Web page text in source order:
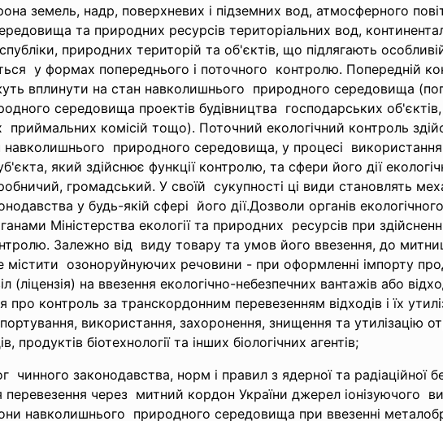
земель, надр, поверхневих і підземних вод, атмосферного
та природних ресурсів територіальних вод,
природних територій та об'єктів, що підлягають
у формах попереднього і поточного контролю. Попередній
вплинути на стан навколишнього природного середовища
середовища проектів будівництва господарських об'єктів,
комісій тощо). Поточний екологічний контроль
навколишнього природного середовища, у процесі
який здійснює функції контролю, та сфери його дії
громадський. У своїй сукупності ці види становлять
у будь-якій сфері його дії.Дозволи органів
Міністерства екології та природних ресурсів при
Залежно від виду товару та умов його ввезення, до
містити озоноруйнуючих речовини - при оформленні імпорту
на ввезення екологiчно-небезпечних вантажів або
про контроль за транскордонним перевезенням відходів i їх
використання, захоронення, знищення та утилізацію
продуктiв бiотехнологiї та iнших бiологiчних агентiв;
чинного законодавства, норм i правил з ядерної та радiацiйної
через митний кордон України джерел іонізуючого
навколишнього природного середовища при ввезенні